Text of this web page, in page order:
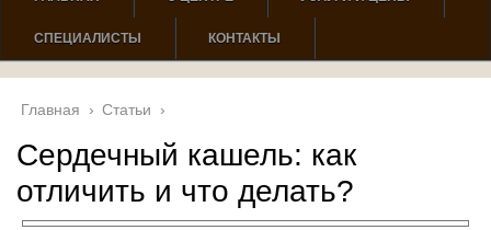
СПЕЦИАЛИСТЫ КОНТАКТЫ
Главная › Статьи ›
Сердечный кашель: как
отличить и что делать?